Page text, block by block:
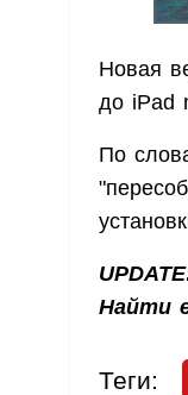
Новая
до iPad
По
Найти
Теги: